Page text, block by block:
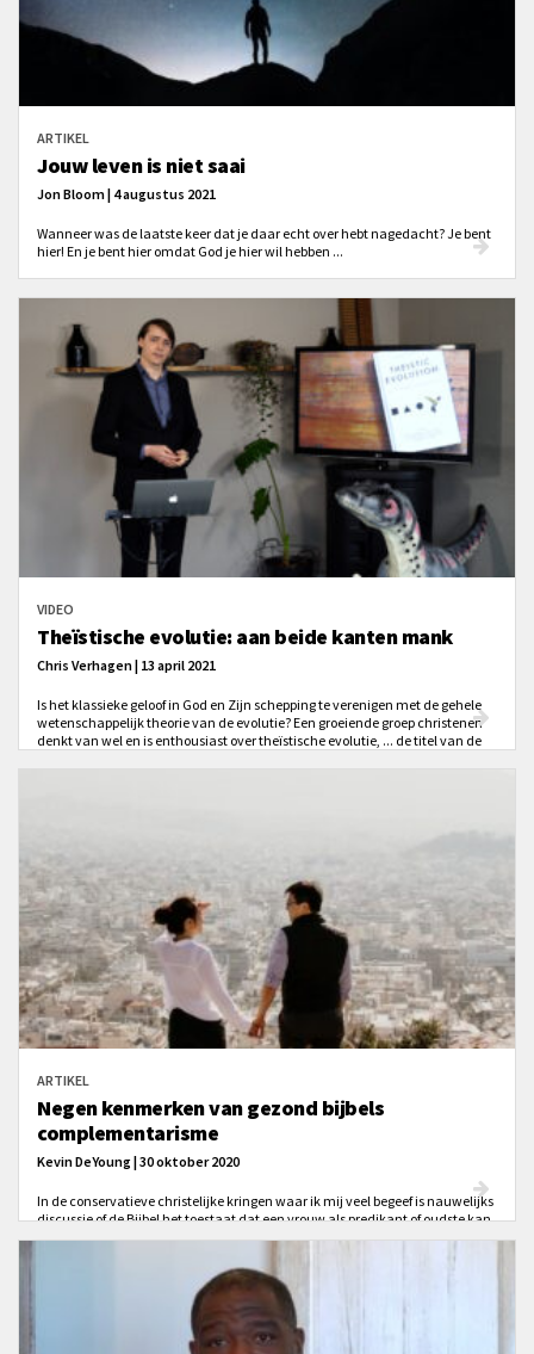
ARTIKEL
Jouw leven is niet saai
Jon Bloom | 4 augustus 2021
Wanneer was de laatste keer dat je daar echt over hebt nagedacht? Je bent
hier! En je bent hier omdat God je hier wil hebben ...
VIDEO
Theïstische evolutie: aan beide kanten mank
Chris Verhagen | 13 april 2021
Is het klassieke geloof in God en Zijn schepping te verenigen met de gehele
wetenschappelijk theorie van de evolutie? Een groeiende groep christenen
denkt van wel en is enthousiast over theïstische evolutie, ... de titel van de
ARTIKEL
Negen kenmerken van gezond bijbels
complementarisme
Kevin DeYoung | 30 oktober 2020
In de conservatieve christelijke kringen waar ik mij veel begeef is nauwelijks
discussie of de Bijbel het toestaat dat een vrouw als predikant of oudste kan
vrouw geschapen heeft, gelijk in waarde maar met verschillende rollen in
het gezin en de gemeente. Op z’n minst betekent dit dat een oudste of
predikant een man is. De kern van het complementarisme staat niet ter
discussie. Hoe wij over complementarisme praten wel. En hoe wij er
praktisch mee omgaan ook.